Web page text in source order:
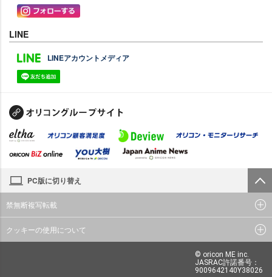
LINE
LINEアカウントメディア
PC版に切り替え
禁無断複写転載
クッキーの使用について
© oricon ME inc.
JASRAC許諾番号：
9009642140Y38026